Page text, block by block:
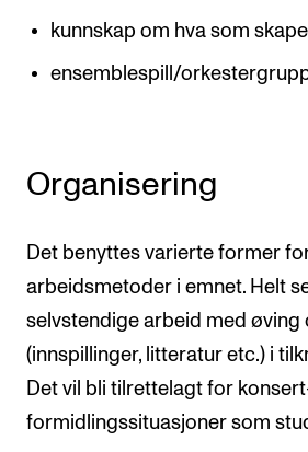
kunnskap om hva som
ensemblespill/
Organisering
Det benyttes varierte former
arbeidsmetoder i emnet. Helt
selvstendige arbeid med øving
(innspillinger, litteratur etc.) i
Det vil bli tilrettelagt for
formidlingssituasjoner som